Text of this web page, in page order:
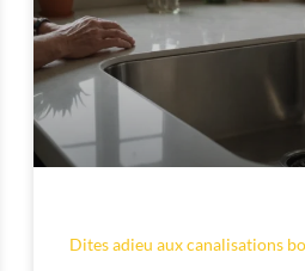
Dites adieu aux canalisations